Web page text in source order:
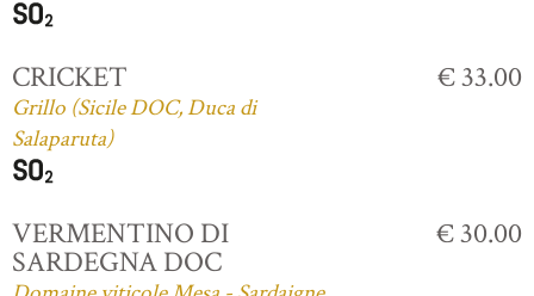
CRICKET
Grillo (Sicile DOC, Duca di
Salaparuta)
€ 33.00
VERMENTINO DI
SARDEGNA DOC
€ 30.00